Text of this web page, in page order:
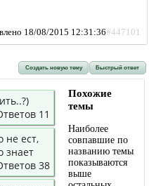
18/08/2015 12:31:36#447101
Создать новую тему Быстрый ответ
11
не ест,
знает
38
Похожие
темы
Наиболее
совпавшие по
названию темы
показываются
выше